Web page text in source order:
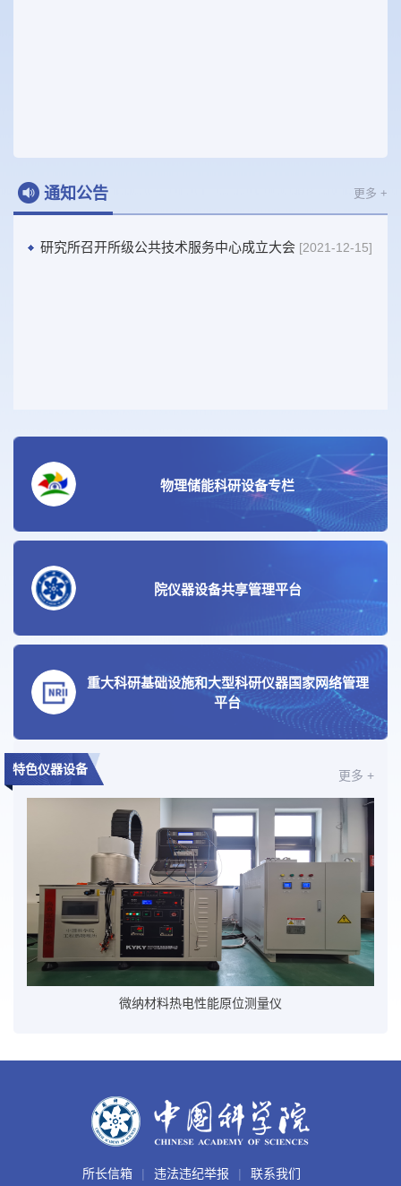
通知公告 更多 +
研究所召开所级公共技术服务中心成立大会 [2021-12-15]
物理储能科研设备专栏
院仪器设备共享管理平台
重大科研基础设施和大型科研仪器国家网络管理
平台
特色仪器设备 更多 +
兆瓦级预热燃烧试验台
所长信箱 违法违纪举报 联系我们